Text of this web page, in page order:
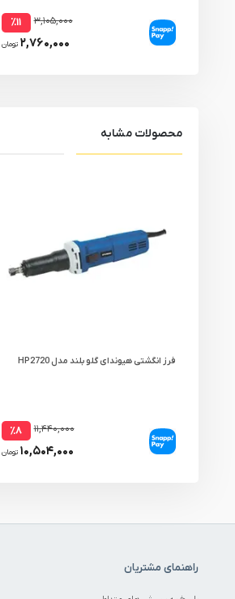
۳,۱۰۵,۰۰۰ ٪۱۱
۲,۷۶۰,۰۰۰ تومان
محصولات مشابه
فرز انگشتی هیوندای گلو بلند مدل HP2720
۱۱,۴۴۰,۰۰۰ ٪۸
۱۰,۵۰۴,۰۰۰ تومان
راهنمای مشتریان